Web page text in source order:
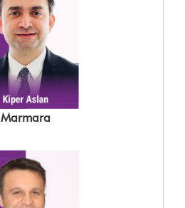
Marmara